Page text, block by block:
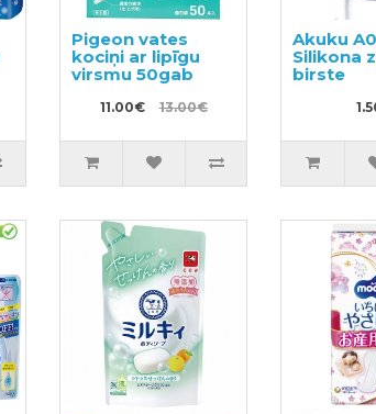
Pigeon vates
kociņi ar lipīgu
virsmu 50gab
11.00€ 13.00€
Akuku
Silikona
birste